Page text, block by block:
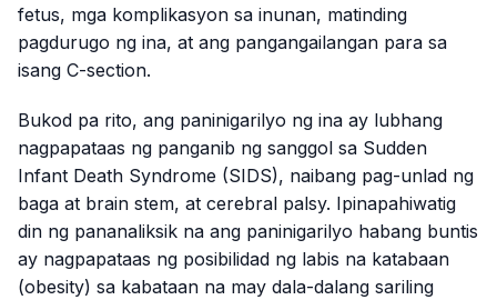
fetus, mga komplikasyon sa inunan, matinding
pagdurugo ng ina, at ang pangangailangan para sa
isang C-section.
Bukod pa rito, ang paninigarilyo ng ina ay lubhang
nagpapataas ng panganib ng sanggol sa Sudden
Infant Death Syndrome (SIDS), naibang pag-unlad ng
baga at brain stem, at cerebral palsy. Ipinapahiwatig
din ng pananaliksik na ang paninigarilyo habang buntis
ay nagpapataas ng posibilidad ng labis na katabaan
(obesity) sa kabataan na may dala-dalang sariling